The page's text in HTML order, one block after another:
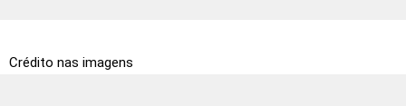
Crédito nas imagens